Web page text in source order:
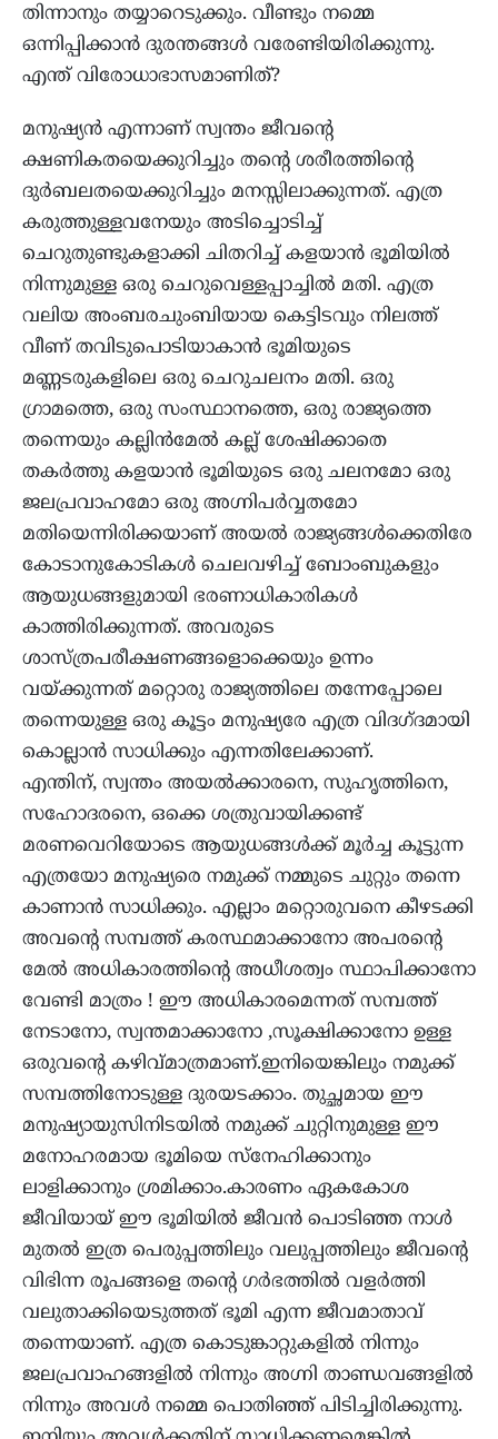
തിന്നാനും തയ്യാറെടുക്കും. വീണ്ടും നമ്മെ
ഒന്നിപ്പിക്കാൻ ദുരന്തങ്ങൾ വരേണ്ടിയിരിക്കുന്നു.
എന്ത് വിരോധാഭാസമാണിത്?
മനുഷ്യൻ എന്നാണ് സ്വന്തം ജീവൻ്റെ
ക്ഷണികതയെക്കുറിച്ചും തൻ്റെ ശരീരത്തിൻ്റെ
ദുർബലതയെക്കുറിച്ചും മനസ്സിലാക്കുന്നത്. എത്ര
കരുത്തുള്ളവനേയും അടിച്ചൊടിച്ച്
ചെറുതുണ്ടുകളാക്കി ചിതറിച്ച് കളയാൻ ഭൂമിയിൽ
നിന്നുമുള്ള ഒരു ചെറുവെള്ളപ്പാച്ചിൽ മതി. എത്ര
വലിയ അംബരചുംബിയായ കെട്ടിടവും നിലത്ത്
വീണ് തവിടുപൊടിയാകാൻ ഭൂമിയുടെ
മണ്ണടരുകളിലെ ഒരു ചെറുചലനം മതി. ഒരു
ഗ്രാമത്തെ, ഒരു സംസ്ഥാനത്തെ, ഒരു രാജ്യത്തെ
തന്നെയും കല്ലിൻമേൽ കല്ല് ശേഷിക്കാതെ
തകർത്തു കളയാൻ ഭൂമിയുടെ ഒരു ചലനമോ ഒരു
ജലപ്രവാഹമോ ഒരു അഗ്നിപർവ്വതമോ
മതിയെന്നിരിക്കയാണ് അയൽ രാജ്യങ്ങൾക്കെതിരേ
കോടാനുകോടികൾ ചെലവഴിച്ച് ബോംബുകളും
ആയുധങ്ങളുമായി ഭരണാധികാരികൾ
കാത്തിരിക്കുന്നത്. അവരുടെ
ശാസ്ത്രപരീക്ഷണങ്ങളൊക്കെയും ഉന്നം
വയ്ക്കുന്നത് മറ്റൊരു രാജ്യത്തിലെ തന്നേപ്പോലെ
തന്നെയുള്ള ഒരു കൂട്ടം മനുഷ്യരേ എത്ര വിദഗ്ദമായി
കൊല്ലാൻ സാധിക്കും എന്നതിലേക്കാണ്.
എന്തിന്, സ്വന്തം അയൽക്കാരനെ, സുഹൃത്തിനെ,
സഹോദരനെ, ഒക്കെ ശത്രുവായിക്കണ്ട്
മരണവെറിയോടെ ആയുധങ്ങൾക്ക് മൂർച്ച കൂട്ടുന്ന
എത്രയോ മനുഷ്യരെ നമുക്ക് നമ്മുടെ ചുറ്റും തന്നെ
കാണാൻ സാധിക്കും. എല്ലാം മറ്റൊരുവനെ കീഴടക്കി
അവൻ്റെ സമ്പത്ത് കരസ്ഥമാക്കാനോ അപരൻ്റെ
മേൽ അധികാരത്തിൻ്റെ അധീശത്വം സ്ഥാപിക്കാനോ
വേണ്ടി മാത്രം ! ഈ അധികാരമെന്നത് സമ്പത്ത്
നേടാനോ, സ്വന്തമാക്കാനോ ,സൂക്ഷിക്കാനോ ഉള്ള
ഒരുവൻ്റെ കഴിവ്മാത്രമാണ്.ഇനിയെങ്കിലും നമുക്ക്
സമ്പത്തിനോടുള്ള ദുരയടക്കാം. തുച്ഛമായ ഈ
മനുഷ്യായുസിനിടയിൽ നമുക്ക് ചുറ്റിനുമുള്ള ഈ
മനോഹരമായ ഭൂമിയെ സ്നേഹിക്കാനും
ലാളിക്കാനും ശ്രമിക്കാം.കാരണം ഏകകോശ
ജീവിയായ് ഈ ഭൂമിയിൽ ജീവൻ പൊടിഞ്ഞ നാൾ
മുതൽ ഇത്ര പെരുപ്പത്തിലും വലുപ്പത്തിലും ജീവൻ്റെ
വിഭിന്ന രൂപങ്ങളെ തൻ്റെ ഗർഭത്തിൽ വളർത്തി
വലുതാക്കിയെടുത്തത് ഭൂമി എന്ന ജീവമാതാവ്
തന്നെയാണ്. എത്ര കൊടുങ്കാറ്റുകളിൽ നിന്നും
ജലപ്രവാഹങ്ങളിൽ നിന്നും അഗ്നി താണ്ഡവങ്ങളിൽ
നിന്നും അവൾ നമ്മെ പൊതിഞ്ഞ് പിടിച്ചിരിക്കുന്നു.